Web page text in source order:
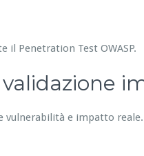
Penetration Test OWASP.
vulnerabilità e impatto